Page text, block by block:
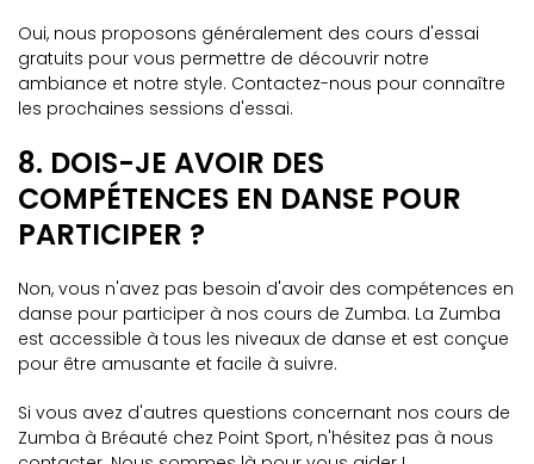
Oui, nous proposons généralement des cours d'essai
gratuits pour vous permettre de découvrir notre
ambiance et notre style. Contactez-nous pour connaître
les prochaines sessions d'essai.
8. DOIS-JE AVOIR DES
COMPÉTENCES EN DANSE POUR
PARTICIPER ?
Non, vous n'avez pas besoin d'avoir des compétences en
danse pour participer à nos cours de Zumba. La Zumba
est accessible à tous les niveaux de danse et est conçue
pour être amusante et facile à suivre.
Si vous avez d'autres questions concernant nos cours de
Zumba à Bréauté chez Point Sport, n'hésitez pas à nous